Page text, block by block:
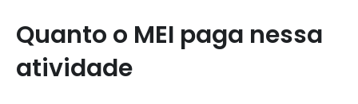
Quanto o MEI paga nessa
atividade